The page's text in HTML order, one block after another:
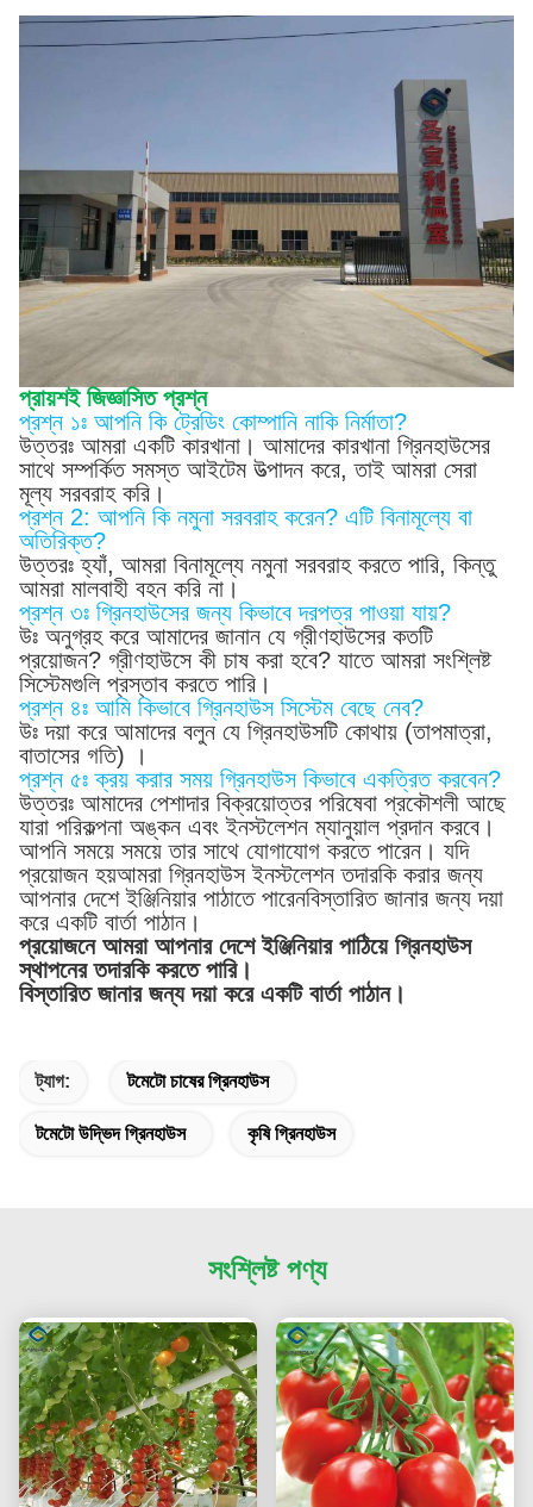
প্রায়শই জিজ্ঞাসিত প্রশ্ন
প্রশ্ন ১ঃ আপনি কি ট্রেডিং কোম্পানি নাকি নির্মাতা?
উত্তরঃ আমরা একটি কারখানা। আমাদের কারখানা গ্রিনহাউসের
সাথে সম্পর্কিত সমস্ত আইটেম উত্পাদন করে, তাই আমরা সেরা
মূল্য সরবরাহ করি।
প্রশ্ন 2: আপনি কি নমুনা সরবরাহ করেন? এটি বিনামূল্যে বা
অতিরিক্ত?
উত্তরঃ হ্যাঁ, আমরা বিনামূল্যে নমুনা সরবরাহ করতে পারি, কিন্তু
আমরা মালবাহী বহন করি না।
প্রশ্ন ৩ঃ গ্রিনহাউসের জন্য কিভাবে দরপত্র পাওয়া যায়?
উঃ অনুগ্রহ করে আমাদের জানান যে গ্রীণহাউসের কতটি
প্রয়োজন? গ্রীণহাউসে কী চাষ করা হবে? যাতে আমরা সংশ্লিষ্ট
সিস্টেমগুলি প্রস্তাব করতে পারি।
প্রশ্ন ৪ঃ আমি কিভাবে গ্রিনহাউস সিস্টেম বেছে নেব?
উঃ দয়া করে আমাদের বলুন যে গ্রিনহাউসটি কোথায় (তাপমাত্রা,
বাতাসের গতি) ।
প্রশ্ন ৫ঃ ক্রয় করার সময় গ্রিনহাউস কিভাবে একত্রিত করবেন?
উত্তরঃ আমাদের পেশাদার বিক্রয়োত্তর পরিষেবা প্রকৌশলী আছে
যারা পরিকল্পনা অঙ্কন এবং ইনস্টলেশন ম্যানুয়াল প্রদান করবে।
আপনি সময়ে সময়ে তার সাথে যোগাযোগ করতে পারেন। যদি
প্রয়োজন হয়আমরা গ্রিনহাউস ইনস্টলেশন তদারকি করার জন্য
আপনার দেশে ইঞ্জিনিয়ার পাঠাতে পারেনবিস্তারিত জানার জন্য দয়া
করে একটি বার্তা পাঠান।
প্রয়োজনে আমরা আপনার দেশে ইঞ্জিনিয়ার পাঠিয়ে গ্রিনহাউস
স্থাপনের তদারকি করতে পারি।
বিস্তারিত জানার জন্য দয়া করে একটি বার্তা পাঠান।
ট্যাগ: টমেটো চাষের গ্রিনহাউস
টমেটো উদ্ভিদ গ্রিনহাউস কৃষি গ্রিনহাউস
সংশ্লিষ্ট পণ্য